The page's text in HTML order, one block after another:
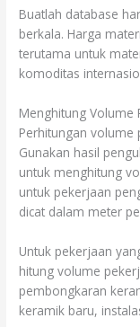
Buatlah database
berkala. Harga
terutama untuk
komoditas
Menghitung Volume
Perhitungan volume
Gunakan hasil
untuk menghitung
untuk pekerjaan
dicat dalam meter
Untuk pekerjaan
hitung volume
pembongkaran
keramik baru,